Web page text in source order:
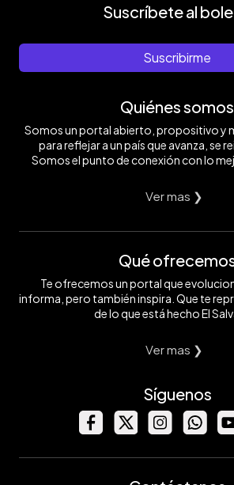
Suscríbete al
Suscribirme
Quiénes somos
Somos un portal abierto, propositivo y
para reflejar a un país que avanza, se
Somos el punto de conexión con lo
Ver mas ❯
Qué
Te ofrecemos un portal que
informa, pero también inspira. Que te
de lo que está hecho El
Ver mas ❯
Síguenos